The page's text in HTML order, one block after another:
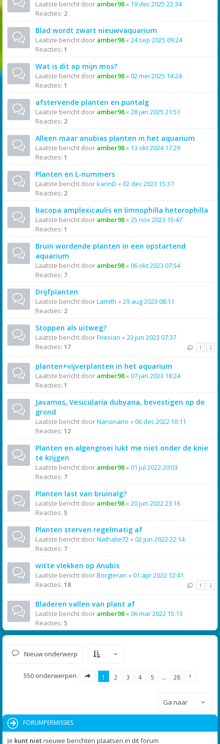
Laatste bericht door amber98« 19 dec 2025 22:34
Reacties: 2
Blad wordt zwart nieuwvaquarium
Laatste bericht door amber98« 24 sep 2025 09:24
Reacties: 1
Wat is dit op mijn mos?
Laatste bericht door amber98« 02 mei 2025 14:24
Reacties: 1
afstervende planten en puntalg
Laatste bericht door amber98« 28 jan 2025 21:51
Reacties: 2
Alleen maar anubias planten in het aquarium
Laatste bericht door amber98« 13 okt 2024 17:29
Reacties: 1
Planten en L-nummers
Laatste bericht doorkarinD « 02 dec 2023 15:37
Reacties: 2
bacopa amplexicaulis en limnophilla heterophilla
Laatste bericht door amber98« 25 nov 2023 15:47
Reacties: 1
Bruin wordende planten in een opstartend
aquarium
Laatste bericht door amber98« 06 okt 2023 07:54
Reacties: 7
Drijfplanten
Laatste bericht doorLamith « 29 aug 2023 08:11
Reacties: 2
Stoppen als uitweg?
Laatste bericht doorFriesian « 23 jun 2023 07:37
Reacties: 17 1 2
planten+vijverplanten in het aquarium
Laatste bericht door amber98« 07 jan 2023 18:24
Reacties: 1
Javamos, Vesicularia dubyana, bevestigen op de
grond
Laatste bericht doorNanonano « 06 dec 2022 10:11
Reacties: 12
Planten en algengroei lukt me niet onder de knie
te krijgen
Laatste bericht door amber98« 01 jul 2022 20:03
Reacties: 7
Planten last van bruinalg?
Laatste bericht door amber98« 20 jun 2022 23:16
Reacties: 5
Planten sterven regelmatig af
Laatste bericht doorNathalie72 « 02 jun 2022 22:14
Reacties: 7
witte vlekken op Anubis
Laatste bericht doorBorgteran « 01 apr 2022 12:41
Reacties: 18 1 2
Bladeren vallen van plant af
Laatste bericht door amber98« 06 mar 2022 15:13
Reacties: 5
Nieuw onderwerp
550 onderwerpen 1 2 3 4 5 … 28
Ga naar
FORUMPERMISSIES
Je kunt nietnieuwe berichten plaatsen in dit forum